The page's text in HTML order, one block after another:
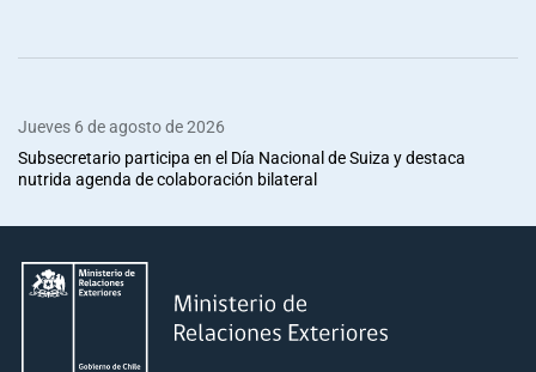
Jueves 6 de agosto de 2026
Subsecretario participa en el Día Nacional de Suiza y destaca
nutrida agenda de colaboración bilateral